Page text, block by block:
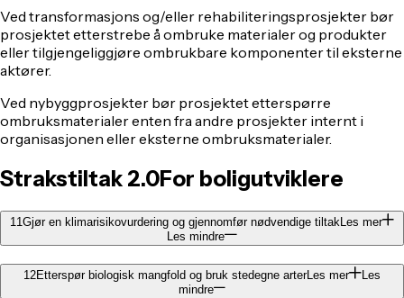
Ved transformasjons og/eller rehabiliteringsprosjekter bør
prosjektet etterstrebe å ombruke materialer og produkter
eller tilgjengeliggjøre ombrukbare komponenter til eksterne
aktører.
Ved nybyggprosjekter bør prosjektet etterspørre
ombruksmaterialer enten fra andre prosjekter internt i
organisasjonen eller eksterne ombruksmaterialer.
Strakstiltak 2.0For boligutviklere
11Gjør en klimarisikovurdering og gjennomfør nødvendige tiltakLes mer
Les mindre
12Etterspør biologisk mangfold og bruk stedegne arterLes mer
Les
mindre